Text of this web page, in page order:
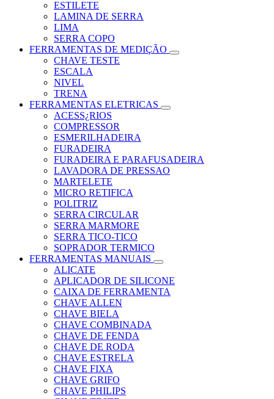
ESTILETE
LAMINA DE SERRA
LIMA
SERRA COPO
FERRAMENTAS DE MEDIÇÃO
CHAVE TESTE
ESCALA
NIVEL
TRENA
FERRAMENTAS ELETRICAS
ACESS¿RIOS
COMPRESSOR
ESMERILHADEIRA
FURADEIRA
FURADEIRA E PARAFUSADEIRA
LAVADORA DE PRESSAO
MARTELETE
MICRO RETIFICA
POLITRIZ
SERRA CIRCULAR
SERRA MARMORE
SERRA TICO-TICO
SOPRADOR TERMICO
FERRAMENTAS MANUAIS
ALICATE
APLICADOR DE SILICONE
CAIXA DE FERRAMENTA
CHAVE ALLEN
CHAVE BIELA
CHAVE COMBINADA
CHAVE DE FENDA
CHAVE DE RODA
CHAVE ESTRELA
CHAVE FIXA
CHAVE GRIFO
CHAVE PHILIPS